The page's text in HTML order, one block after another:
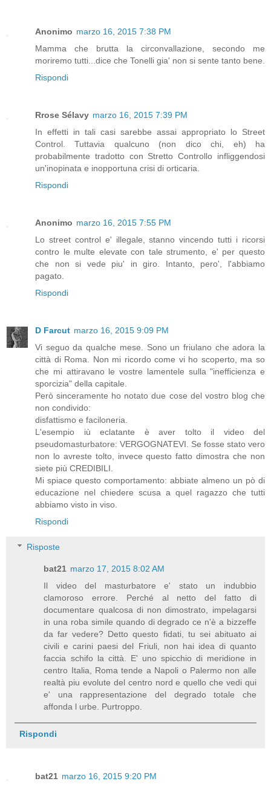
Anonimo marzo 16, 2015 7:38 PM
Mamma che brutta la circonvallazione, secondo me
moriremo tutti...dice che Tonelli gia' non si sente tanto bene.
Rispondi
Rrose Sélavy marzo 16, 2015 7:39 PM
In effetti in tali casi sarebbe assai appropriato lo Street
Control. Tuttavia qualcuno (non dico chi, eh) ha
probabilmente tradotto con Stretto Controllo infliggendosi
un'inopinata e inopportuna crisi di orticaria.
Rispondi
Anonimo marzo 16, 2015 7:55 PM
Lo street control e' illegale, stanno vincendo tutti i ricorsi
contro le multe elevate con tale strumento, e' per questo
che non si vede piu' in giro. Intanto, pero', l'abbiamo
pagato.
Rispondi
D Farcut marzo 16, 2015 9:09 PM
Vi seguo da qualche mese. Sono un friulano che adora la
città di Roma. Non mi ricordo come vi ho scoperto, ma so
che mi attiravano le vostre lamentele sulla "inefficienza e
sporcizia" della capitale.
Però sinceramente ho notato due cose del vostro blog che
non condivido:
disfattismo e faciloneria.
L'esempio iù eclatante è aver tolto il video del
pseudomasturbatore: VERGOGNATEVI. Se fosse stato vero
non lo avreste tolto, invece questo fatto dimostra che non
siete più CREDIBILI.
Mi spiace questo comportamento: abbiate almeno un pò di
educazione nel chiedere scusa a quel ragazzo che tutti
abbiamo visto in viso.
Rispondi
Risposte
bat21 marzo 17, 2015 8:02 AM
Il video del masturbatore e' stato un indubbio
clamoroso errore. Perché al netto del fatto di
documentare qualcosa di non dimostrato, impelagarsi
in una roba simile quando di degrado ce n'è a bizzeffe
da far vedere? Detto questo fidati, tu sei abituato ai
civili e carini paesi del Friuli, non hai idea di quanto
faccia schifo la città. E' uno spicchio di meridione in
centro Italia, Roma tende a Napoli o Palermo non alle
realtà piu evolute del centro nord e quello che vedi qui
e' una rappresentazione del degrado totale che
affonda l urbe. Purtroppo.
Rispondi
bat21 marzo 16, 2015 9:20 PM